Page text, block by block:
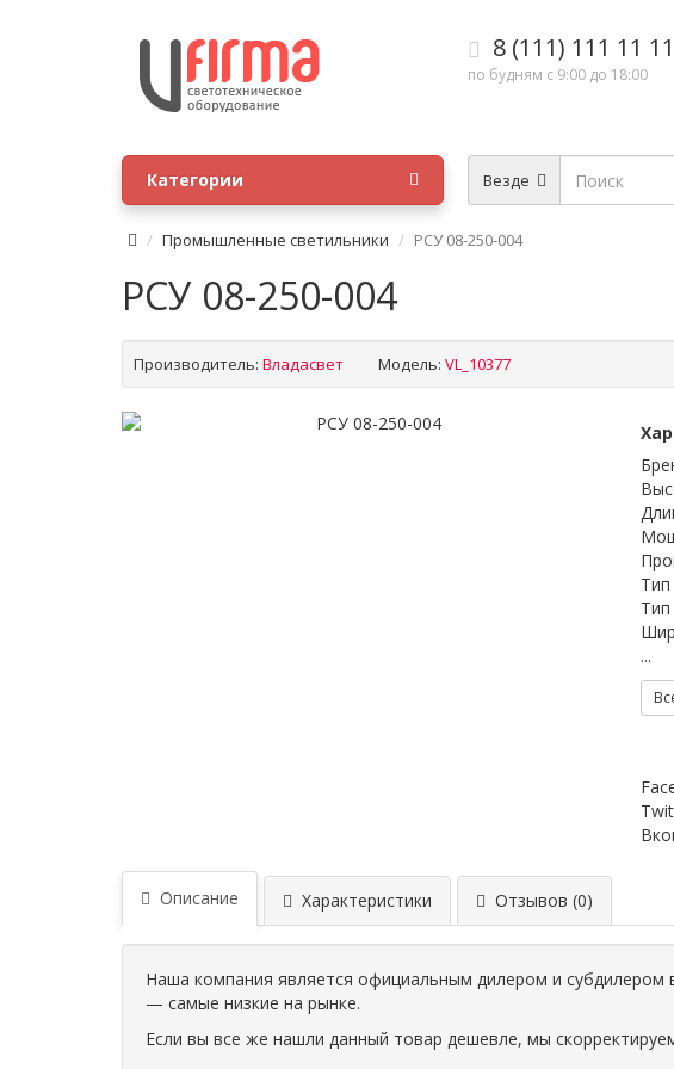
8 (111) 111 11 11
по будням с 9:00 до 18:00
Везде
Категории
Промышленные светильники РСУ 08-250-004
РСУ 08-250-004
Производитель: Владасвет Модель: VL_10377
...
Описание Характеристики Отзывов (0)
Наша компания является официальным дилером и субдилером
— самые низкие на рынке.
Если вы все же нашли данный товар дешевле, мы